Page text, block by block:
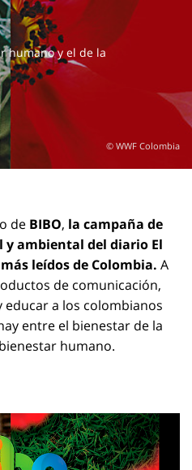
humano y el de la
© WWF Colombia
deBIBO, la campaña de
y ambiental del diario El
leídos de Colombia. A
de comunicación,
educar a los colombianos
entre el bienestar de la
humano.